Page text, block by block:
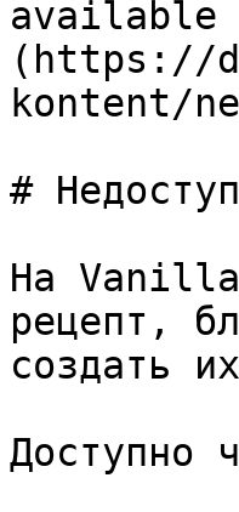
available
(https://
kontent/
#
На
рецепт,
создать
Доступно